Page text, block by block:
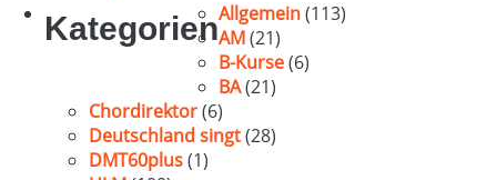
KategorienAllgemein(113)
AM(21)
B-Kurse(6)
BA(21)
Chordirektor(6)
Deutschland singt(28)
DMT60plus(1)